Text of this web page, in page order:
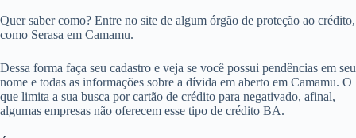
Quer saber como? Entre no site de algum órgão de proteção ao crédito,
como Serasa em Camamu.
Dessa forma faça seu cadastro e veja se você possui pendências em seu
nome e todas as informações sobre a dívida em aberto em Camamu. O
que limita a sua busca por cartão de crédito para negativado, afinal,
algumas empresas não oferecem esse tipo de crédito BA.